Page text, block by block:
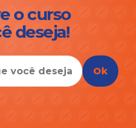
o curso
deseja!
Ok